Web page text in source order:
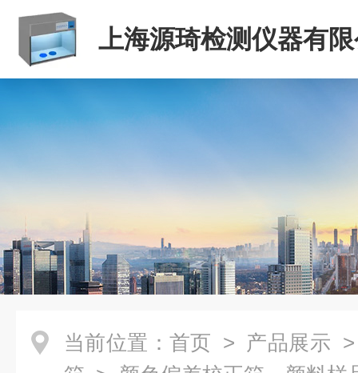
上海源琦检测仪器有
当前位置： 首页 > 产品展示